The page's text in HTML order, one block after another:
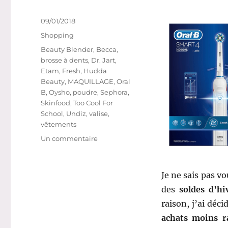
Je ne sais pas
des soldes
raison, j’ai
achats moins
Publié
le
09/01/2018
Catégories
Shopping
Étiquettes
Beauty Blender, Becca,
brosse à dents, Dr. Jart,
Etam, Fresh, Hudda
Beauty, MAQUILLAGE,Oral
B,Oysho, poudre,Sephora,
Skinfood,Too Cool For
School, Undiz,valise,
vêtements
Un commentairesur